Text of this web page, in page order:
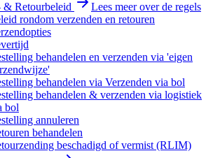
& Retourbeleid
Lees meer over de regels
rondom verzenden en retouren
behandelen en verzenden via 'eigen
behandelen via Verzenden via bol
behandelen & verzenden via logistiek
bol
annuleren
behandelen
beschadigd of vermist (RLIM)